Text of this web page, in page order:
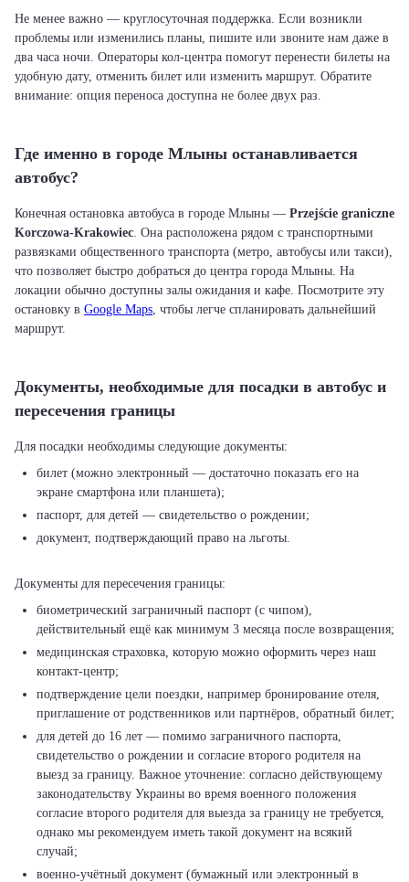
Не менее важно — круглосуточная поддержка. Если возникли
проблемы или изменились планы, пишите или звоните нам даже в
два часа ночи. Операторы кол-центра помогут перенести билеты на
удобную дату, отменить билет или изменить маршрут. Обратите
внимание: опция переноса доступна не более двух раз.
Где именно в городе Млыны останавливается
автобус?
Конечная остановка автобуса в городе Млыны — Przejście graniczne
Korczowa-Krakowiec. Она расположена рядом с транспортными
развязками общественного транспорта (метро, автобусы или такси),
что позволяет быстро добраться до центра города Млыны. На
локации обычно доступны залы ожидания и кафе. Посмотрите эту
остановку в Google Maps, чтобы легче спланировать дальнейший
маршрут.
Документы, необходимые для посадки в автобус и
пересечения границы
билет (можно электронный — достаточно показать его на
экране смартфона или планшета);
паспорт, для детей — свидетельство о рождении;
документ, подтверждающий право на льготы.
биометрический заграничный паспорт (с чипом),
действительный ещё как минимум 3 месяца после возвращения;
медицинская страховка, которую можно оформить через наш
контакт-центр;
подтверждение цели поездки, например бронирование отеля,
приглашение от родственников или партнёров, обратный билет;
для детей до 16 лет — помимо заграничного паспорта,
свидетельство о рождении и согласие второго родителя на
выезд за границу. Важное уточнение: согласно действующему
законодательству Украины во время военного положения
согласие второго родителя для выезда за границу не требуется,
однако мы рекомендуем иметь такой документ на всякий
случай;
военно-учётный документ (бумажный или электронный в